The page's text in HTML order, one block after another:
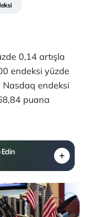
0,14 artışla
endeksi yüzde
Nasdaq endeksi
puana